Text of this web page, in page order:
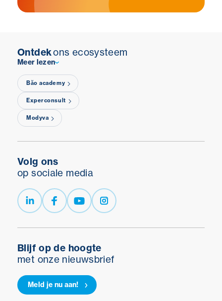
Ontdekons ecosysteem
Meer lezen
Băo academy
Experconsult
Modyva
Blijf op de hoogte
met onze nieuwsbrief
Meld je nu aan!
Volg ons
op sociale media